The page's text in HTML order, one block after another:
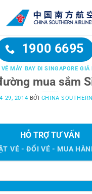
1900 6695
VÉ MÁY BAY ĐI SINGAPORE GIÁ
mua sắm
29, 2014 BỞI CHINA
HỖ TRỢ TƯ VẤN
VÉ - ĐỔI VÉ - MUA